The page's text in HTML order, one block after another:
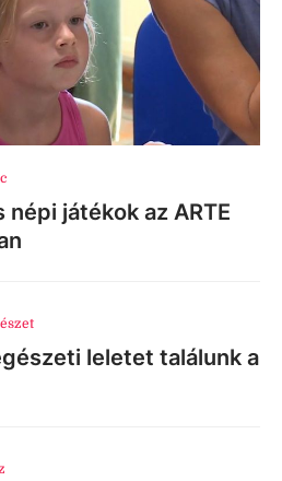
játékok az ARTE
leletet találunk a